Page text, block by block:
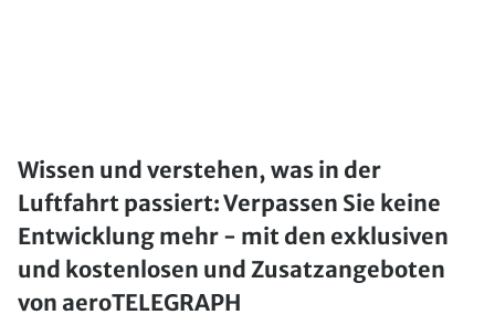
Wissen und verstehen, was in der
Luftfahrt passiert: Verpassen Sie keine
Entwicklung mehr - mit den exklusiven
und kostenlosen und Zusatzangeboten
von aeroTELEGRAPH